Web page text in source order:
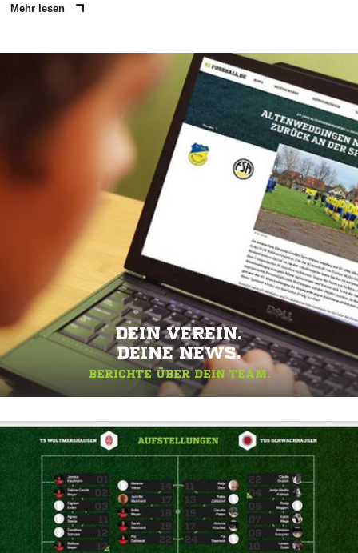
Mehr lesen
DEIN VEREIN.
DEINE NEWS.
BERICHTE ÜBER DEIN TEAM.